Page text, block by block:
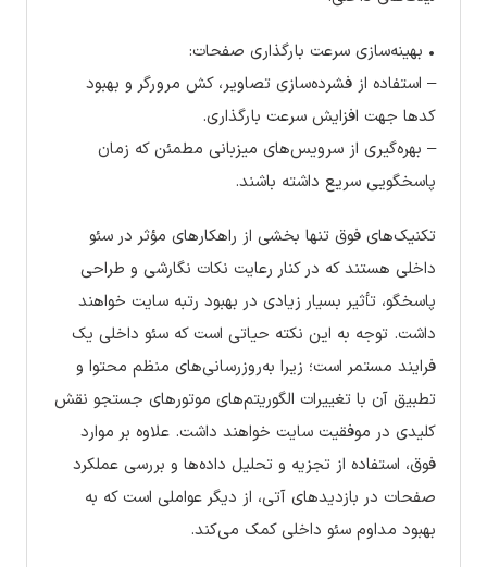
• بهینه‌سازی سرعت بارگذاری صفحات:
– استفاده از فشرده‌سازی تصاویر، کش مرورگر و بهبود
کدها جهت افزایش سرعت بارگذاری.
– بهره‌گیری از سرویس‌های میزبانی مطمئن که زمان
پاسخگویی سریع داشته باشند.
تکنیک‌های فوق تنها بخشی از راهکارهای مؤثر در سئو
داخلی هستند که در کنار رعایت نکات نگارشی و طراحی
پاسخگو، تأثیر بسیار زیادی در بهبود رتبه سایت خواهند
داشت. توجه به این نکته حیاتی است که سئو داخلی یک
فرایند مستمر است؛ زیرا به‌روزرسانی‌های منظم محتوا و
تطبیق آن با تغییرات الگوریتم‌های موتورهای جستجو نقش
کلیدی در موفقیت سایت خواهند داشت. علاوه بر موارد
فوق، استفاده از تجزیه و تحلیل داده‌ها و بررسی عملکرد
صفحات در بازدیدهای آتی، از دیگر عواملی است که به
بهبود مداوم سئو داخلی کمک می‌کند.